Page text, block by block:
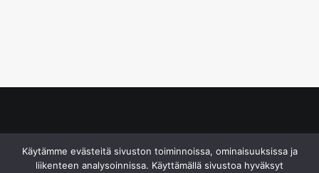
Käytämme evästeitä sivuston toiminnoissa, ominaisuuksissa ja
liikenteen analysoinnissa. Käyttämällä sivustoa hyväksyt